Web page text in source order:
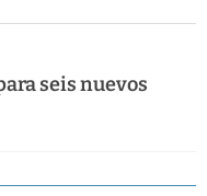
seis nuevos